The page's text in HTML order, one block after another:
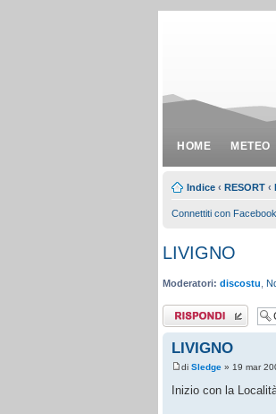
HOME METEO
Indice ‹ RESORT ‹
Connettiti con Facebook
LIVIGNO
Moderatori: discostu
Rispondi al
messaggio
LIVIGNO
di Sledge » 19 mar
Inizio con la